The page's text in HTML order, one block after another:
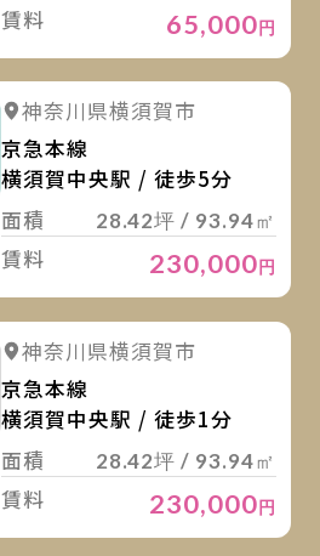
賃料 65,000円
詳細を見る
神奈川県横須賀市
京急本線
横須賀中央駅 / 徒歩5分
面積
28.42坪 / 93.94㎡
賃料 230,000円
詳細を見る
神奈川県横須賀市
京急本線
横須賀中央駅 / 徒歩1分
面積
28.42坪 / 93.94㎡
賃料 230,000円